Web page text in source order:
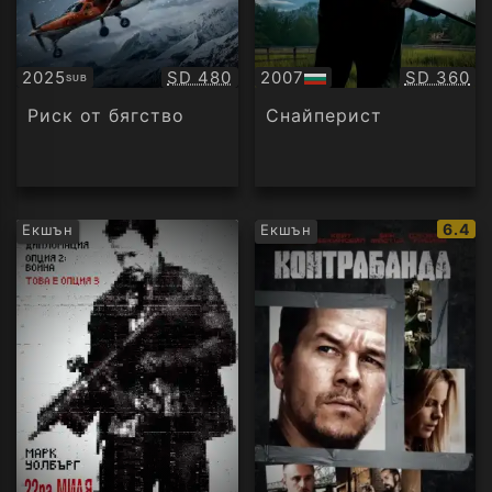
2025SUB
Субтитри Качество:
SD 480
Риск от бягство
2007
БГ
аудио
SD 360
Снайперист
Екшън Екшън
IMDb
6.4